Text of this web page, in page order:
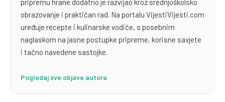
obrazovanje i praktičan rad. Na portalu VijestiVijesti.com
uređuje recepte i kulinarske vodiče, s posebnim
naglaskom na jasne postupke pripreme, korisne savjete
i tačno navedene sastojke.
Pogledaj sve objave autora